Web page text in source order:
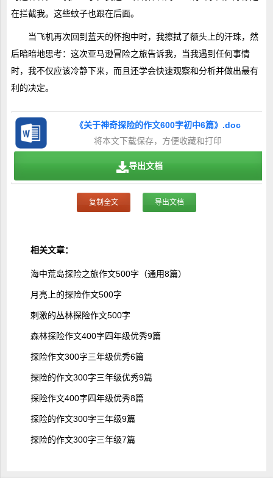
在拦截我。这些蚊子也跟在后面。
当飞机再次回到蓝天的怀抱中时，我擦拭了额头上的汗珠，然
后暗暗地思考：这次亚马逊冒险之旅告诉我，当我遇到任何事情
时，我不仅应该冷静下来，而且还学会快速观察和分析并做出最有
利的决定。
《关于神奇探险的作文600字初中6篇》.doc
将本文下载保存，方便收藏和打印
导出文档
复制全文 导出文档
相关文章：
海中荒岛探险之旅作文500字（通用8篇）
月亮上的探险作文500字
刺激的丛林探险作文500字
森林探险作文400字四年级优秀9篇
探险作文300字三年级优秀6篇
探险的作文300字三年级优秀9篇
探险作文400字四年级优秀8篇
探险的作文300字三年级9篇
探险的作文300字三年级7篇